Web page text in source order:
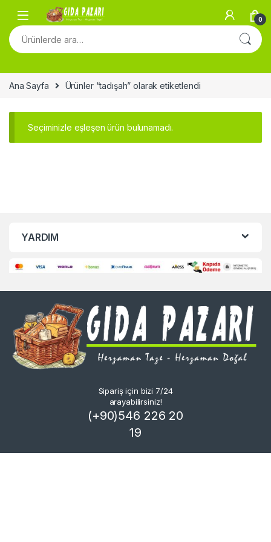
Skip to navigation
Skip to content
0
Ara:
Ana Sayfa Ürünler “tadışah” olarak etiketlendi
Seçiminizle eşleşen ürün bulunamadı.
YARDIM
Sipariş için bizi 7/24
arayabilirsiniz!
(+90)546 226 20
19